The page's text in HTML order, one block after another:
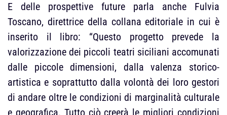
E delle prospettive future parla anche Fulvia
Toscano, direttrice della collana editoriale in cui è
inserito il libro: “Questo progetto prevede la
valorizzazione dei piccoli teatri siciliani accomunati
dalle piccole dimensioni, dalla valenza storico-
artistica e soprattutto dalla volontà dei loro gestori
di andare oltre le condizioni di marginalità culturale